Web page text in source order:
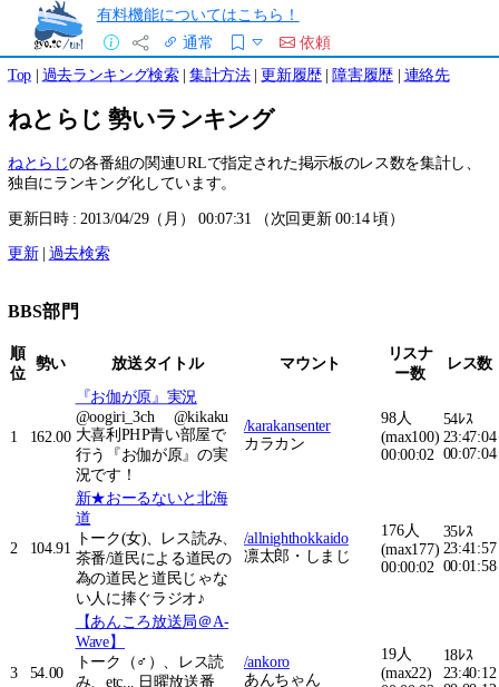
有料機能についてはこちら！
通常
依頼